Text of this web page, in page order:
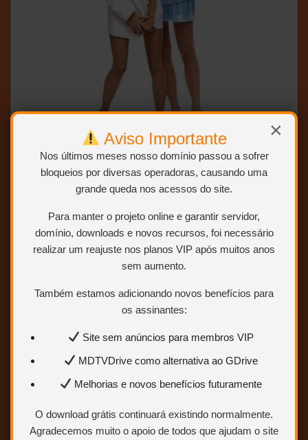
×
Aviso Importante
Nos últimos meses nosso domínio passou a sofrer
bloqueios por diversas operadoras, causando uma
grande queda nos acessos do site.
Para manter o projeto online e garantir servidor,
domínio, downloads e novos recursos, foi necessário
realizar um reajuste nos planos VIP após muitos anos
sem aumento.
Também estamos adicionando novos benefícios para
os assinantes:
Site sem anúncios para membros VIP
MDTVDrive como alternativa ao GDrive
Melhorias e novos benefícios futuramente
O download grátis continuará existindo normalmente.
Agradecemos muito o apoio de todos que ajudam o site
(DUBLAGEM CLÁSSICA – HERBERT
RICHERS)
O Vidiota – 1989 – (Dual